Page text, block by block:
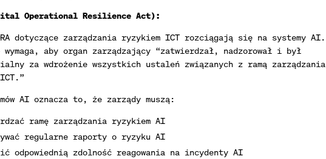
Operational Resilience Act):
dotyczące zarządzania ryzykiem ICT rozciągają się na systemy AI.
aby organ zarządzający “zatwierdzał, nadzorował i był
za wdrożenie wszystkich ustaleń związanych z ramą zarządzania
AI oznacza to, że zarządy muszą:
ramę zarządzania ryzykiem AI
regularne raporty o ryzyku AI
odpowiednią zdolność reagowania na incydenty AI